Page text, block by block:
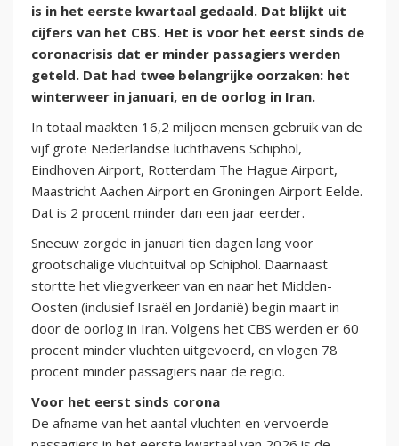
is in het eerste kwartaal gedaald. Dat blijkt uit
cijfers van het CBS. Het is voor het eerst sinds de
coronacrisis dat er minder passagiers werden
geteld. Dat had twee belangrijke oorzaken: het
winterweer in januari, en de oorlog in Iran.
In totaal maakten 16,2 miljoen mensen gebruik van de
vijf grote Nederlandse luchthavens Schiphol,
Eindhoven Airport, Rotterdam The Hague Airport,
Maastricht Aachen Airport en Groningen Airport Eelde.
Dat is 2 procent minder dan een jaar eerder.
Sneeuw zorgde in januari tien dagen lang voor
grootschalige vluchtuitval op Schiphol. Daarnaast
stortte het vliegverkeer van en naar het Midden-
Oosten (inclusief Israël en Jordanië) begin maart in
door de oorlog in Iran. Volgens het CBS werden er 60
procent minder vluchten uitgevoerd, en vlogen 78
procent minder passagiers naar de regio.
Voor het eerst sinds corona
De afname van het aantal vluchten en vervoerde